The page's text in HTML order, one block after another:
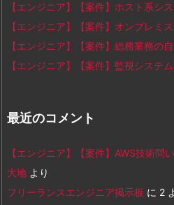
【エンジニア】【案件】ホスト系シ
【エンジニア】【案件】オンプレミ
【エンジニア】【案件】総務業務の
【エンジニア】【案件】監視システ
最近のコメント
【エンジニア】【案件】AWS技術問
大地 より
フリーランスエンジニア掲示板 に 2